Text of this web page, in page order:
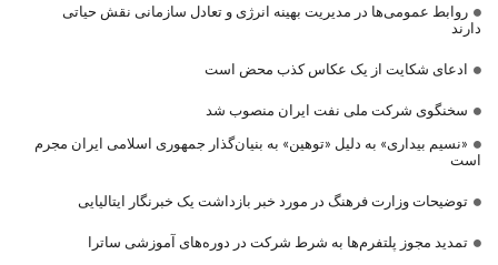
روابط عمومی‌ها در مدیریت بهینه انرژی و تعادل سازمانی نقش حیاتی
دارند
ادعای شکایت از یک عکاس کذب محض است
سخنگوی شرکت ملی نفت ایران منصوب شد
«نسیم بیداری» به دلیل «توهین» به بنیان‌گذار جمهوری اسلامی ایران مجرم
است
توضیحات وزارت فرهنگ در مورد خبر بازداشت یک خبرنگار ایتالیایی
تمدید مجوز پلتفرم‌ها به شرط شرکت در دوره‌های آموزشی ساترا